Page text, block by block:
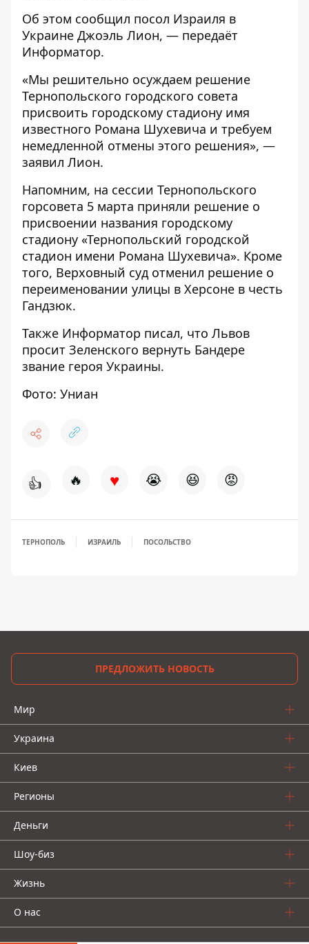
Об этом сообщил посол Израиля в
Украине Джоэль Лион, — передаёт
Информатор.
«Мы решительно осуждаем решение
Тернопольского городского совета
присвоить городскому стадиону имя
известного Романа Шухевича и требуем
немедленной отмены этого решения», —
заявил Лион.
Напомним, на сессии Тернопольского
горсовета 5 марта приняли решение о
присвоении названия городскому
стадиону «Тернопольский городской
стадион имени Романа Шухевича». Кроме
того, Верховный суд отменил решение о
переименовании улицы в Херсоне в честь
Гандзюк.
Также Информатор писал, что Львов
просит Зеленского вернуть Бандере
звание героя Украины.
Фото: Униан
👍 🔥 ♥ 😭 😆 😡
ТЕРНОПОЛЬ ИЗРАИЛЬ ПОСОЛЬСТВО
ПРЕДЛОЖИТЬ НОВОСТЬ
Мир
Украина
Киев
Регионы
Деньги
Шоу-биз
Жизнь
О нас